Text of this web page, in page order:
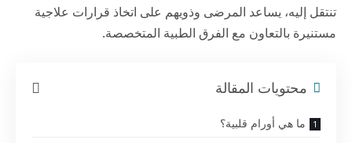
تنتقل إليه، يساعد المرضى وذويهم على اتخاذ قرارات علاجية
مستنيرة بالتعاون مع الفرق الطبية المتخصصة.
محتويات المقالة
ما هي أورام قلبية؟